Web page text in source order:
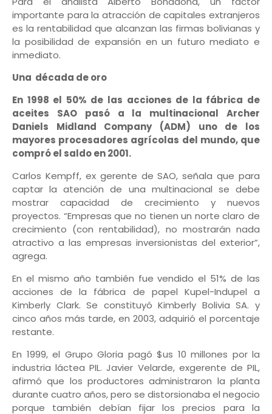
importante para la atracción de capitales extranjeros
es la rentabilidad que alcanzan las firmas bolivianas y
la posibilidad de expansión en un futuro mediato e
inmediato.
Una década de oro
En 1998 el 50% de las acciones de la fábrica de
aceites SAO pasó a la multinacional Archer
Daniels Midland Company (ADM) uno de los
mayores procesadores agrícolas del mundo, que
compró el saldo en 2001.
Carlos Kempff, ex gerente de SAO, señala que para
captar la atención de una multinacional se debe
mostrar capacidad de crecimiento y nuevos
proyectos. “Empresas que no tienen un norte claro de
crecimiento (con rentabilidad), no mostrarán nada
atractivo a las empresas inversionistas del exterior”,
agrega.
En el mismo año también fue vendido el 51% de las
acciones de la fábrica de papel Kupel-Indupel a
Kimberly Clark. Se constituyó Kimberly Bolivia SA. y
cinco años más tarde, en 2003, adquirió el porcentaje
restante.
En 1999, el Grupo Gloria pagó $us 10 millones por la
industria láctea PIL. Javier Velarde, exgerente de PIL,
afirmó que los productores administraron la planta
durante cuatro años, pero se distorsionaba el negocio
porque también debían fijar los precios para la